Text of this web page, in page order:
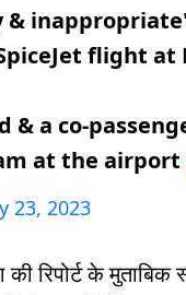
&
flight
& a co-
at the airport
23, 2023
रिपोर्ट के